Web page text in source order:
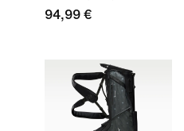
94,99 €